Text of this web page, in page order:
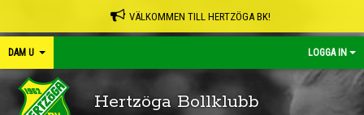
VÄLKOMMEN TILL HERTZÖGA BK!
DAM U LOGGA IN
Hertzöga Bollklubb